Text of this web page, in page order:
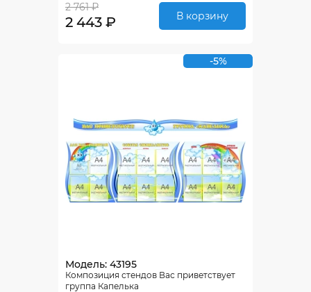
2 761 ₽
2 443 ₽ В корзину
-5%
Модель: 43195
Композиция стендов Вас приветствует
группа Капелька